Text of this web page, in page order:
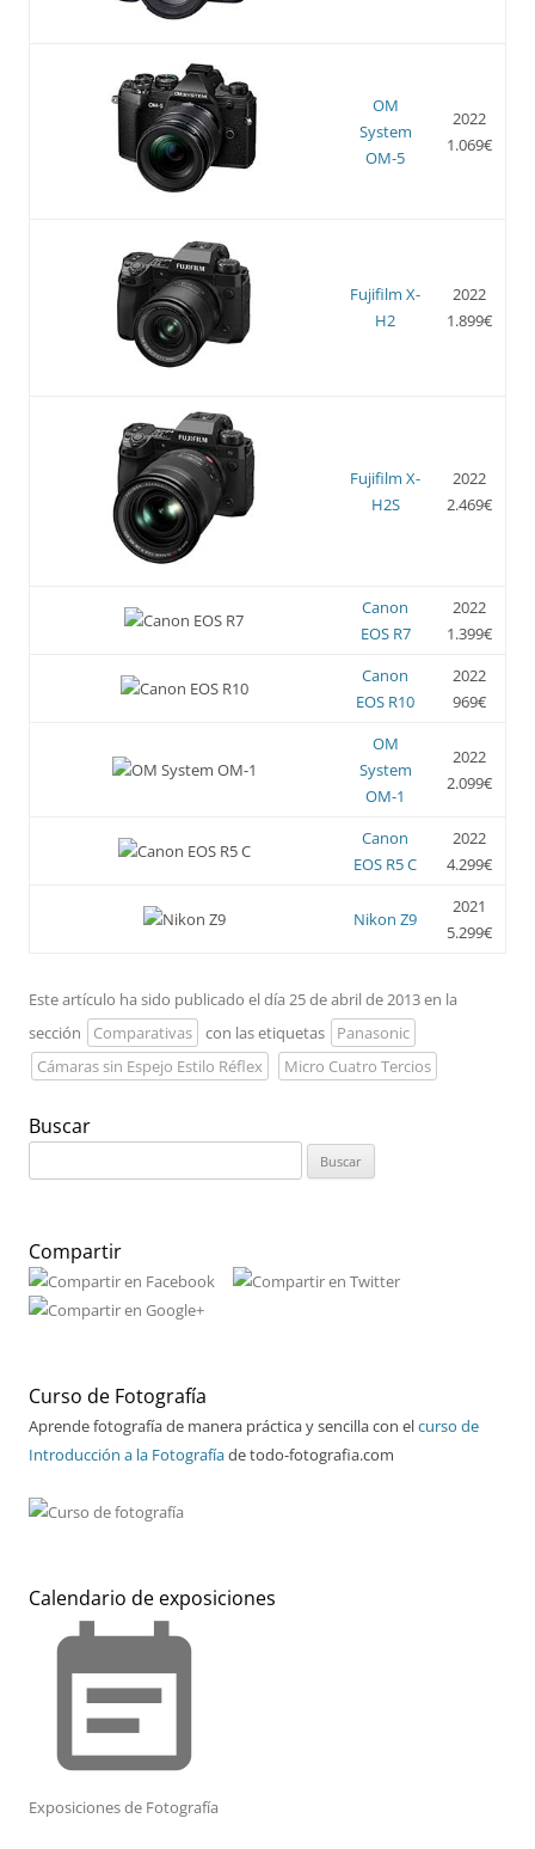
OM
System
OM-5
2022
1.069€
Fujifilm X-
H2
2022
1.899€
Fujifilm X-
H2S
2022
2.469€
Canon
EOS R7
2022
1.399€
Canon
EOS R10
2022
969€
OM
System
OM-1
2022
2.099€
Canon
EOS R5 C
2022
4.299€
Nikon Z9
2021
5.299€
Este artículo ha sido publicado el día 25 de abril de 2013 en la
sección
Comparativas con las etiquetas
Panasonic
Cámaras sin Espejo Estilo Réflex
Micro Cuatro Tercios
Buscar
Compartir
Curso de Fotografía
Aprende fotografía de manera práctica y sencilla con elcurso de
Introducción a la Fotografíade todo-fotografia.com
Calendario de exposiciones
event_note
Exposiciones de Fotografía